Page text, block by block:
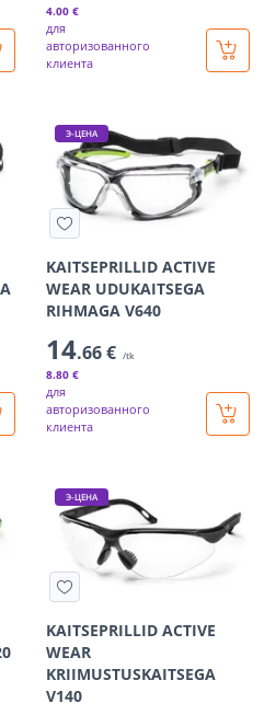
4.00 €
для
авторизованного
клиента
Э-ЦЕНА
KAITSEPRILLID ACTIVE
WEAR UDUKAITSEGA
RIHMAGA V640
14.66 € /tk
8.80 €
для
авторизованного
клиента
Э-ЦЕНА
KAITSEPRILLID ACTIVE
WEAR
KRIIMUSTUSKAITSEGA
V140